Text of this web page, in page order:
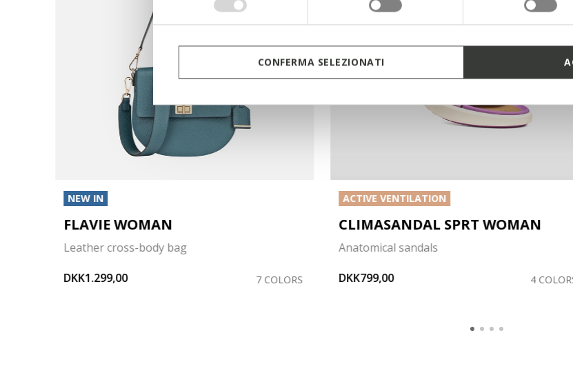
CONFERMA SELEZIONATI
NEW IN
FLAVIE WOMAN
Leather cross-body bag
DKK1.299,00
7 COLORS
ACTIVE VENTILATION
CLIMASANDAL SPRT WOMAN
Anatomical sandals
DKK799,00
4